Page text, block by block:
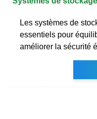
Les systèmes de
essentiels pour
améliorer la sécurité